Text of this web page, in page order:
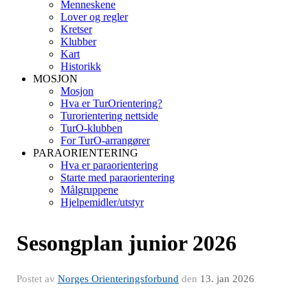
Menneskene
Lover og regler
Kretser
Klubber
Kart
Historikk
MOSJON
Mosjon
Hva er TurOrientering?
Turorientering nettside
TurO-klubben
For TurO-arrangører
PARAORIENTERING
Hva er paraorientering
Starte med paraorientering
Målgruppene
Hjelpemidler/utstyr
Sesongplan junior 2026
Postet av Norges Orienteringsforbund den 13. jan 2026